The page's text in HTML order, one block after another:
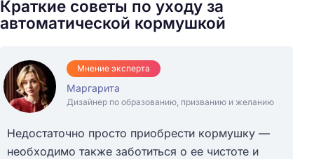
Краткие советы по уходу за
автоматической кормушкой
Мнение эксперта
Маргарита
Дизайнер по образованию, призванию и желанию
Недостаточно просто приобрести кормушку —
необходимо также заботиться о ее чистоте и